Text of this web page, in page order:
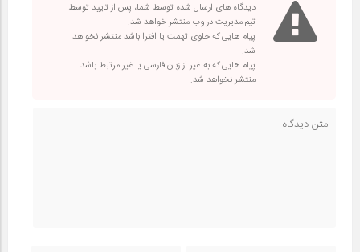
دیدگاه های ارسال شده توسط شما، پس از تایید توسط
تیم مدیریت در وب منتشر خواهد شد.
پیام هایی که حاوی تهمت یا افترا باشد منتشر نخواهد
شد.
پیام هایی که به غیر از زبان فارسی یا غیر مرتبط باشد
منتشر نخواهد شد.